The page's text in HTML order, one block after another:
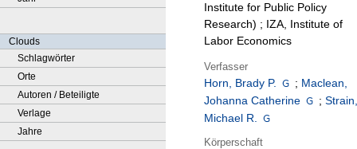
Clouds
Schlagwörter
Orte
Autoren / Beteiligte
Verlage
Jahre
Institute for Public Policy
Research) ; IZA, Institute of
Labor Economics
Verfasser
Horn, Brady P. ; Maclean,
Johanna Catherine
;
Michael R.
Körperschaft